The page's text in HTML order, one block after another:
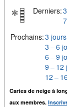
Derniers:
Prochains:3 jours
3 – 6
6 – 9
9 – 12
12 –
Cartes de neige à
aux membres.